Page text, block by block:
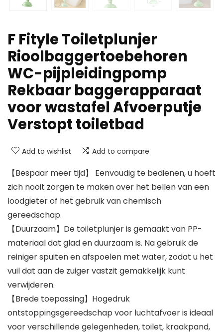
F Fityle Toiletplunjer
Rioolbaggertoebehoren
WC-pijpleidingpomp
Rekbaar baggerapparaat
voor wastafel Afvoerputje
Verstopt toiletbad
Add to wishlist Add to compare
【Bespaar meer tijd】 Eenvoudig te bedienen, u hoeft
zich nooit zorgen te maken over het bellen van een
loodgieter of het gebruik van chemisch
gereedschap.
【Duurzaam】De toiletplunjer is gemaakt van PP-
materiaal dat glad en duurzaam is. Na gebruik de
reiniger spuiten en afspoelen met water, zodat u het
vuil dat aan de zuiger vastzit gemakkelijk kunt
verwijderen.
【Brede toepassing】Hogedruk
ontstoppingsgereedschap voor luchtafvoer is ideaal
voor verschillende gelegenheden, toilet, kraakpand,